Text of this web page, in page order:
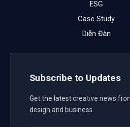
Marketing chuyên nghiệp, do
Việt Nam ấn hành. Buổi trò
đường Huỳnh Thúc Kháng kéo